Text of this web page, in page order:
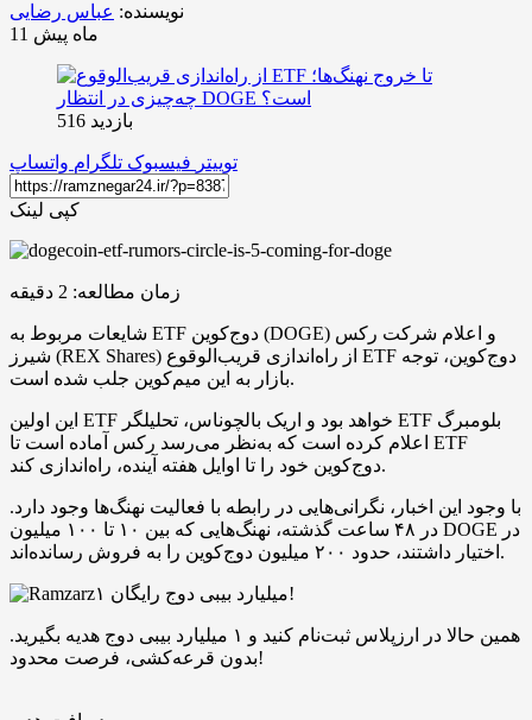
نویسنده: عباس رضایی
11 ماه پیش
بازدید 516
توییتر فیسبوک تلگرام واتساپ
کپی لینک
زمان مطالعه: 2 دقیقه
شایعات مربوط به ETF دوج‌کوین (DOGE) و اعلام شرکت رکس
شیرز (REX Shares) از راه‌اندازی قریب‌الوقوع ETF دوج‌کوین، توجه
بازار به این میم‌کوین جلب شده است.
این اولین ETF خواهد بود و اریک بالچوناس، تحلیلگر ETF بلومبرگ
اعلام کرده است که به‌نظر می‌رسد رکس آماده است تا ETF
دوج‌کوین خود را تا اوایل هفته آینده، راه‌اندازی کند.
با وجود این اخبار، نگرانی‌هایی در رابطه با فعالیت نهنگ‌ها وجود دارد.
در ۴۸ ساعت گذشته، نهنگ‌هایی که بین ۱۰ تا ۱۰۰ میلیون DOGE در
اختیار داشتند، حدود ۲۰۰ میلیون دوج‌کوین را به فروش رسانده‌اند.
۱ میلیارد بیبی دوج رایگان!
همین حالا در ارزپلاس ثبت‌نام کنید و ۱ میلیارد بیبی دوج هدیه بگیرید.
بدون قرعه‌کشی، فرصت محدود!